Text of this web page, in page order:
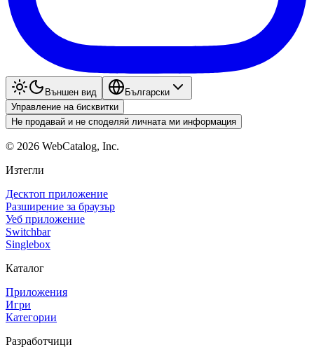
Външен вид
Български
Управление на бисквитки
Не продавай и не споделяй личната ми информация
© 2026 WebCatalog, Inc.
Изтегли
Десктоп приложение
Разширение за браузър
Уеб приложение
Switchbar
Singlebox
Каталог
Приложения
Игри
Категории
Разработчици